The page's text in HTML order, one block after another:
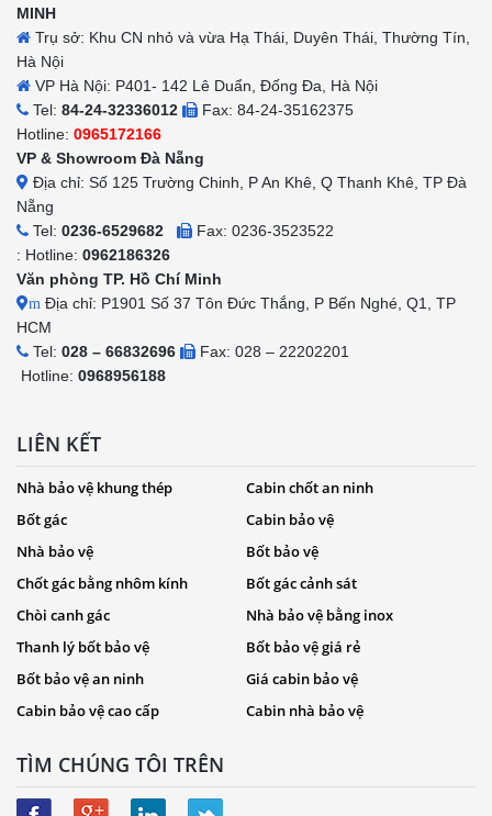
MINH
Trụ sở: Khu CN nhỏ và vừa Hạ Thái, Duyên Thái, Thường Tín,
Hà Nội
VP Hà Nội: P401- 142 Lê Duẩn, Đống Đa, Hà Nội
Tel: 84-24-32336012
Fax: 84-24-35162375
Hotline: 0965172166
VP & Showroom Đà Nẵng
Địa chỉ: Số 125 Trường Chinh, P An Khê, Q Thanh Khê, TP Đà
Nẵng
Tel: 0236-6529682
Fax: 0236-3523522
: Hotline: 0962186326
Văn phòng TP. Hồ Chí Minh
m Địa chỉ: P1901 Số 37 Tôn Đức Thắng, P Bến Nghé, Q1, TP
HCM
Tel: 028 – 66832696
Fax: 028 – 22202201
Hotline: 0968956188
LIÊN KẾT
Nhà bảo vệ khung thép
Cabin chốt an ninh
Bốt gác
Cabin bảo vệ
Nhà bảo vệ
Bốt bảo vệ
Chốt gác bằng nhôm kính
Bốt gác cảnh sát
Chòi canh gác
Nhà bảo vệ bằng inox
Thanh lý bốt bảo vệ
Bốt bảo vệ giá rẻ
Bốt bảo vệ an ninh
Giá cabin bảo vệ
Cabin bảo vệ cao cấp
Cabin nhà bảo vệ
TÌM CHÚNG TÔI TRÊN